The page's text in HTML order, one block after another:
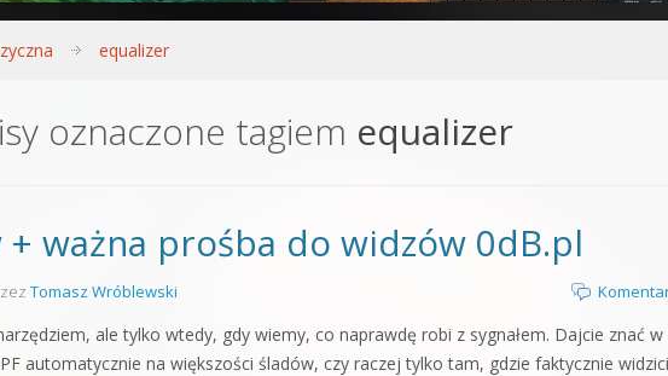
Sound Forge od podstaw
Kontakt 5 Kompendium
Pakiety
equalizer
oznaczone tagiem equalizer
+ ważna prośba do widzów 0dB.pl
Tomasz Wróblewski
ale tylko wtedy, gdy wiemy, co naprawdę robi z sygnałem. Dajcie znać w
automatycznie na większości śladów, czy raczej tylko tam, gdzie faktycznie